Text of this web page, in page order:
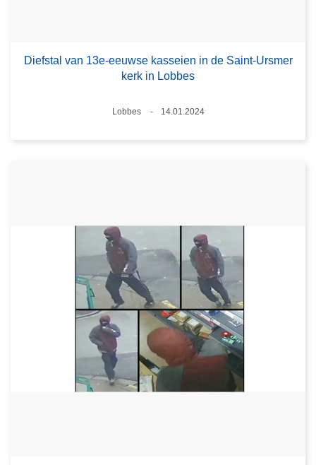
Diefstal van 13e-eeuwse kasseien in de Saint-Ursmer
kerk in Lobbes
Plaats
Lobbes
14.01.2024